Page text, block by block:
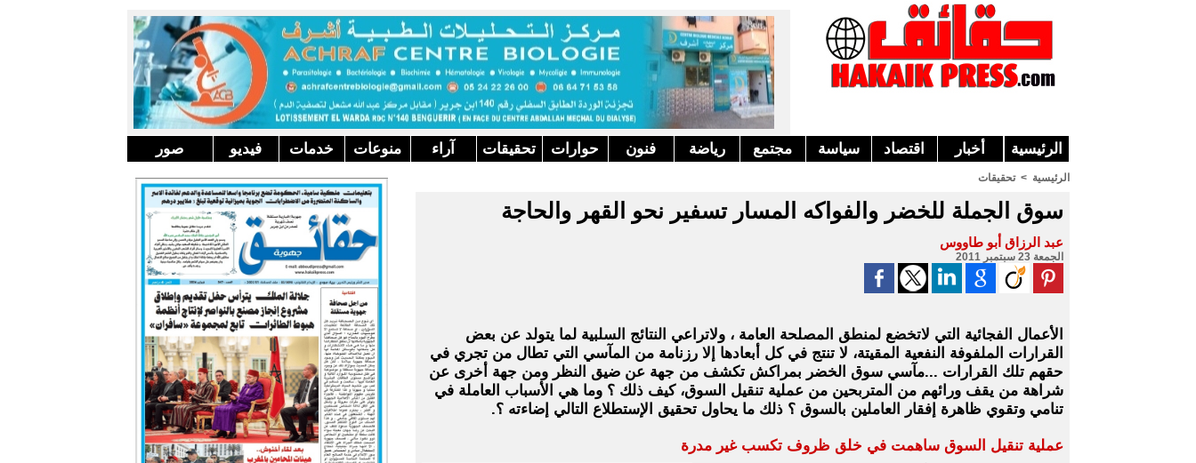
الرئيسية أخبار اقتصاد سياسة مجتمع رياضة فنون حوارات تحقيقات آراء منوعات خدمات فيديو صور
الرئيسية > تحقيقات
سوق الجملة للخضر والفواكه المسار تسفير نحو القهر والحاجة
عبد الرزاق أبو طاووس
الجمعة 23 سبتمبر 2011
الأعمال الفجائية التي لاتخضع لمنطق المصلحة العامة ، ولاتراعي النتائج السلبية لما يتولد عن بعض
القرارات الملفوفة النفعية المقيتة، لا تنتج في كل أبعادها إلا رزنامة من المآسي التي تطال من تجري في
حقهم تلك القرارات ...مآسي سوق الخضر بمراكش تكشف من جهة عن ضيق النظر ومن جهة أخرى عن
شراهة من يقف ورائهم من المتربحين من عملية تنقيل السوق، كيف ذلك ؟ وما هي الأسباب العاملة في
تنامي وتقوي ظاهرة إفقار العاملين بالسوق ؟ ذلك ما يحاول تحقيق الإستطلاع التالي إضاءته ؟.
عملية تنقيل السوق ساهمت في خلق ظروف تكسب غير مدرة